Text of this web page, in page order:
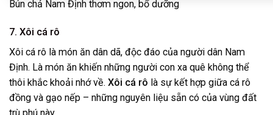
Bún chả Nam Định thơm ngon, bổ dưỡng
7. Xôi cá rô
Xôi cá rô là món ăn dân dã, độc đáo của người dân Nam
Định. Là món ăn khiến những người con xa quê không thể
thôi khắc khoải nhớ về. Xôi cá rô là sự kết hợp giữa cá rô
đồng và gạo nếp – những nguyên liệu sẵn có của vùng đất